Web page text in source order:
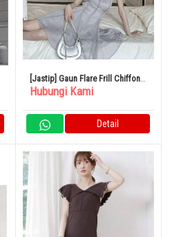
[Jastip] Gaun Flare Frill Chiffon
Girly Prancis Baru Leher Halter
Hubungi Kami
Detail